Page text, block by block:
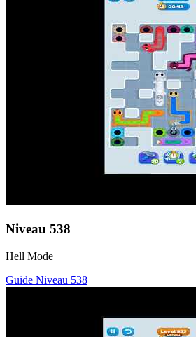
Niveau 538
Hell Mode
Guide Niveau 538